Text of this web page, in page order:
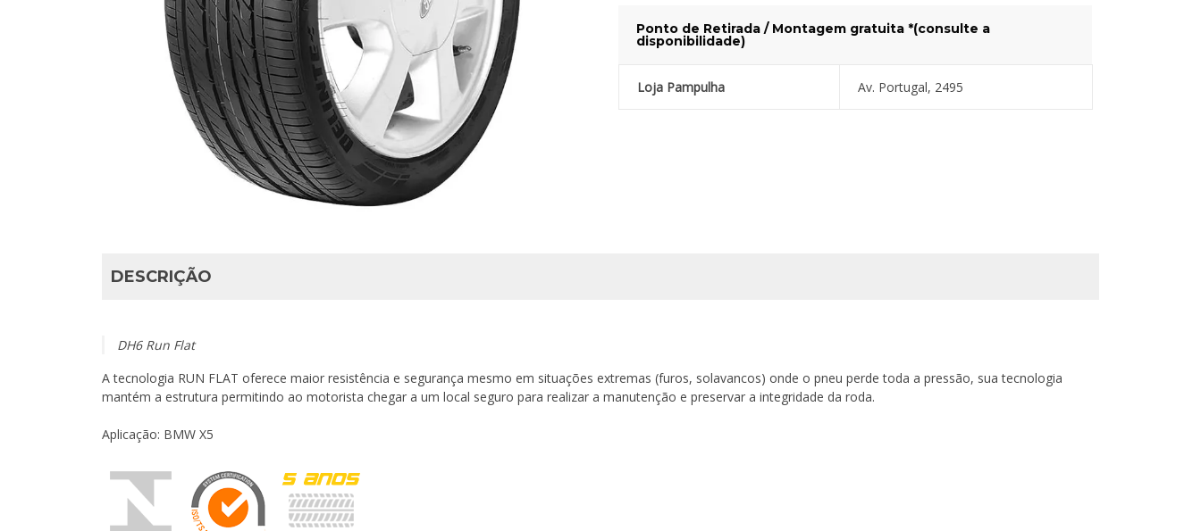
Ponto de Retirada / Montagem gratuita *(consulte a
disponibilidade)
Loja Pampulha Av. Portugal, 2495
DESCRIÇÃO
DH6 Run Flat
A tecnologia RUN FLAT oferece maior resistência e segurança mesmo em situações extremas (furos, solavancos) onde o pneu perde toda a pressão, sua tecnologia
mantém a estrutura permitindo ao motorista chegar a um local seguro para realizar a manutenção e preservar a integridade da roda.
Aplicação: BMW X5